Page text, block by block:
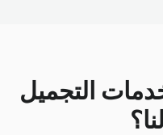
التجميل